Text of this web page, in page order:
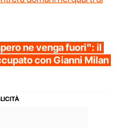
ne venga fuori": il
con Gianni Milan